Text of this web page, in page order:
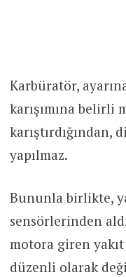
Karbüratör,
karışımına belirli
karıştırdığından,
yapılmaz.
Bununla birlikte,
sensörlerinden
motora giren
düzenli olarak